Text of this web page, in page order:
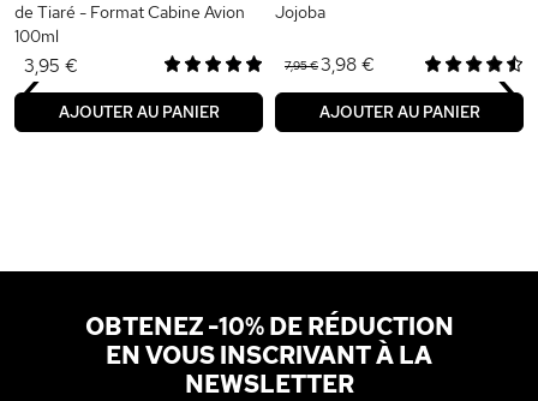
de Tiaré - Format Cabine Avion
100ml
3,95 €
AJOUTER AU PANIER
Jojoba
7,95 €3,98 €
AJOUTER AU PANIER
‹ ›
OBTENEZ -10% DE RÉDUCTION
EN VOUS INSCRIVANT À LA
NEWSLETTER